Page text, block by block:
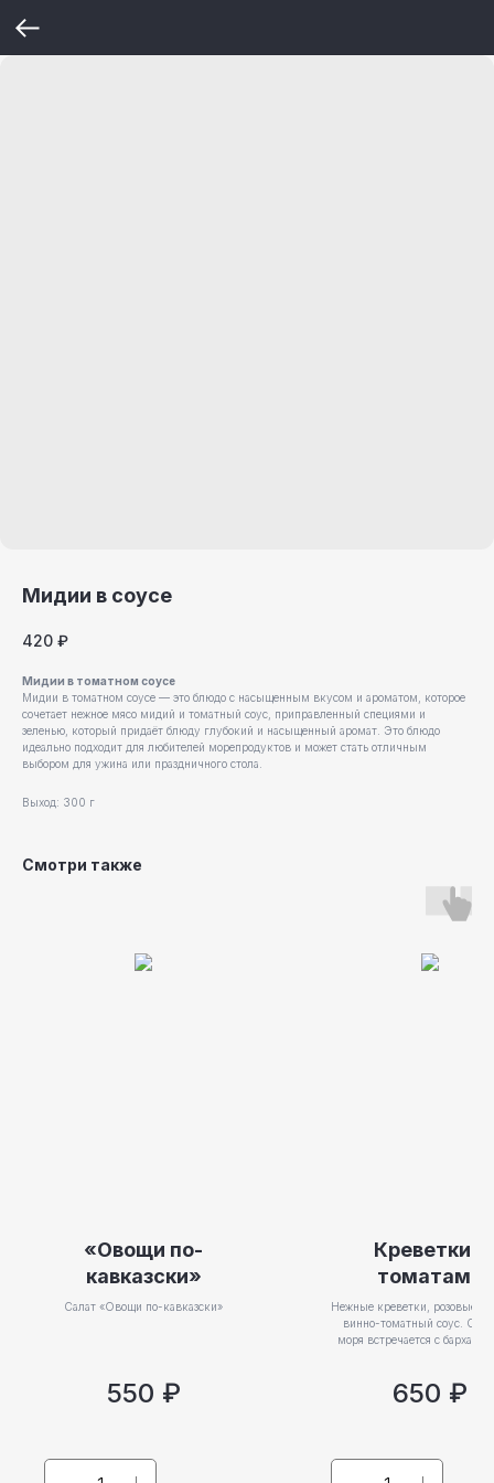
Мидии в соусе
420 ₽
Мидии в томатном соусе
Мидии в томатном соусе — это блюдо с насыщенным вкусом и ароматом, которое
сочетает нежное мясо мидий и томатный соус, приправленный специями и
зеленью, который придаёт блюду глубокий и насыщенный аромат. Это блюдо
идеально подходит для любителей морепродуктов и может стать отличным
выбором для ужина или праздничного стола.
Выход: 300 г
Смотри также
«Овощи по-
кавказски»
Салат «Овощи по-кавказски»
550 ₽
Креветки с
томатами
Нежные креветки, розовые
винно-томатный соус.
моря встречается с
650 ₽